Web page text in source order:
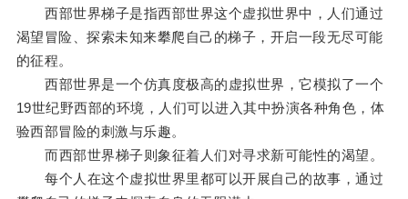
西部世界梯子是指西部世界这个虚拟世界中，人们通过
渴望冒险、探索未知来攀爬自己的梯子，开启一段无尽可能
的征程。
西部世界是一个仿真度极高的虚拟世界，它模拟了一个
19世纪野西部的环境，人们可以进入其中扮演各种角色，体
验西部冒险的刺激与乐趣。
而西部世界梯子则象征着人们对寻求新可能性的渴望。
每个人在这个虚拟世界里都可以开展自己的故事，通过